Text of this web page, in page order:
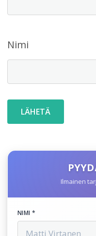
Nimi
Ilmainen
NIMI *